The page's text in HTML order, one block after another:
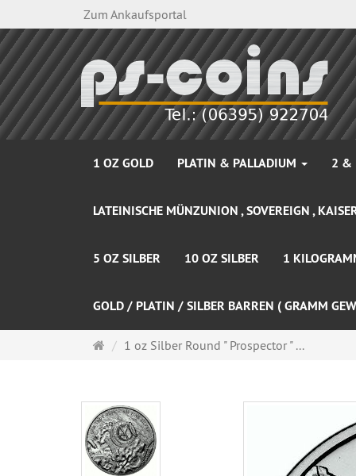
Zum Ankaufsportal
1 OZ GOLD PLATIN & PALLADIUM 2 &
LATEINISCHE MÜNZUNION , SOVEREIGN ,
5 OZ SILBER 10 OZ SILBER 1
GOLD / PLATIN / SILBER BARREN ( GRAMM
Startseite
1 oz Silber Round " Prospector " ...